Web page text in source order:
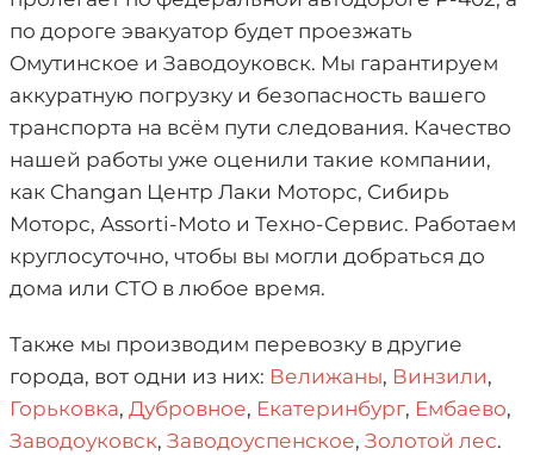
по дороге эвакуатор будет проезжать
Омутинское и Заводоуковск. Мы гарантируем
аккуратную погрузку и безопасность вашего
транспорта на всём пути следования. Качество
нашей работы уже оценили такие компании,
как Changan Центр Лаки Моторс, Сибирь
Моторс, Assorti-Moto и Техно-Сервис. Работаем
круглосуточно, чтобы вы могли добраться до
дома или СТО в любое время.
Также мы производим перевозку в другие
города, вот одни из них: Велижаны, Винзили,
Горьковка, Дубровное, Екатеринбург, Ембаево,
Заводоуковск, Заводоуспенское, Золотой лес.